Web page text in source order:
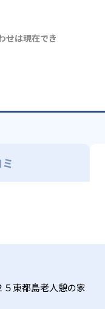
せは現在でき
東都島老人憩の家